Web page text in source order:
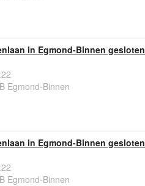
in Egmond-Binnen gesloten
Egmond-Binnen
in Egmond-Binnen gesloten
Egmond-Binnen